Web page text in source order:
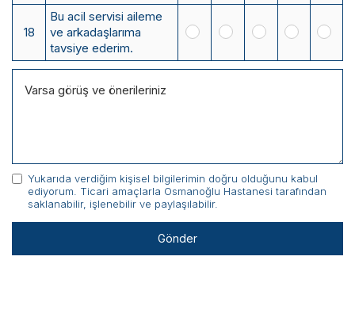
18
Bu acil servisi aileme
ve arkadaşlarıma
tavsiye ederim.
Yukarıda verdiğim kişisel bilgilerimin doğru olduğunu kabul
ediyorum. Ticari amaçlarla Osmanoğlu Hastanesi tarafından
saklanabilir, işlenebilir ve paylaşılabilir.